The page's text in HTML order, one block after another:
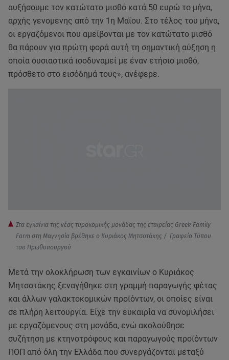
αυξήσουμε τον κατώτατο μισθό κατά 50 ευρώ το μήνα,
αρχής γενομενης από την 1η Μαΐου. Στο τέλος του μήνα,
οι εργαζόμενοι που αμείβονται με τον κατώτατο μισθό
θα πάρουν για πρώτη φορά αυτή τη σημαντική αύξηση η
οποία ουσιαστικά ισοδυναμεί με έναν ετήσιο μισθό,
πρόσθετο στο εισόδημά τους», ανέφερε.
Στα εγκαίνια της νέας τυροκομικής μονάδας της εταιρείας Greek Family
Farm στη Μαγνησία βρέθηκε ο Κυριάκος Μητσοτάκης / Γραφείο Τύπου
του Πρωθυπουργού
Μετά την ολοκλήρωση των εγκαινίων ο Κυριάκος
Μητσοτάκης ξεναγήθηκε στη γραμμή παραγωγής φέτας
και άλλων γαλακτοκομικών προϊόντων, οι οποίες είναι
σε πλήρη λειτουργία. Είχε την ευκαιρία να συνομιλήσει
με εργαζόμενους στη μονάδα, ενώ ακολούθησε
συζήτηση με κτηνοτρόφους και παραγωγούς προϊόντων
ΠΟΠ από όλη την Ελλάδα που συνεργάζονται μεταξύ